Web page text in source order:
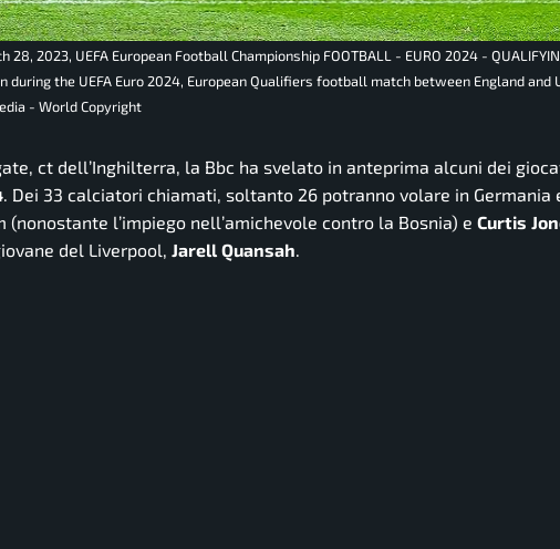
2023, UEFA European Football Championship FOOTBALL - EURO 2024 -
during the UEFA Euro 2024, European Qualifiers football match between England and
- World Copyright
ct dell’Inghilterra, la Bbc ha svelato in anteprima alcuni dei
. Dei 33 calciatori chiamati, soltanto 26 potranno volare in Germania
(nonostante l’impiego nell’amichevole contro la Bosnia) e Curtis
del Liverpool, Jarell Quansah.